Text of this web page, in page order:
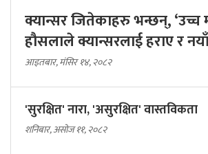
क्यान्सर जितेकाहरु भन्छन्, ‘उच्च
हौसलाले क्यान्सरलाई हराए र
आइतबार, मंसिर १४, २०८२
'सुरक्षित' नारा, 'असुरक्षित' वास्तविकता
शनिबार, असोज ११, २०८२